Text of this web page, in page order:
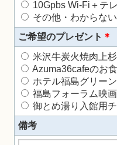
10Gpbs Wi-Fi＋テ
その他・わからない
ご希望のプレゼント ＊
米沢牛炭火焼肉上
Azuma36cafeのお
ホテル福島グリー
福島フォーラム映
御とめ湯り入館用
備考